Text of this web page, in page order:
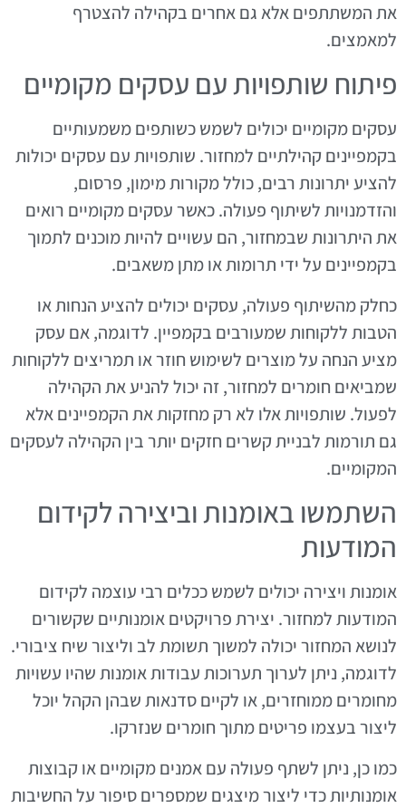
את המשתתפים אלא גם אחרים בקהילה להצטרף
למאמצים.
פיתוח שותפויות עם עסקים מקומיים
עסקים מקומיים יכולים לשמש כשותפים משמעותיים
בקמפיינים קהילתיים למחזור. שותפויות עם עסקים יכולות
להציע יתרונות רבים, כולל מקורות מימון, פרסום,
והזדמנויות לשיתוף פעולה. כאשר עסקים מקומיים רואים
את היתרונות שבמחזור, הם עשויים להיות מוכנים לתמוך
בקמפיינים על ידי תרומות או מתן משאבים.
כחלק מהשיתוף פעולה, עסקים יכולים להציע הנחות או
הטבות ללקוחות שמעורבים בקמפיין. לדוגמה, אם עסק
מציע הנחה על מוצרים לשימוש חוזר או תמריצים ללקוחות
שמביאים חומרים למחזור, זה יכול להניע את הקהילה
לפעול. שותפויות אלו לא רק מחזקות את הקמפיינים אלא
גם תורמות לבניית קשרים חזקים יותר בין הקהילה לעסקים
המקומיים.
השתמשו באומנות וביצירה לקידום
המודעות
אומנות ויצירה יכולים לשמש ככלים רבי עוצמה לקידום
המודעות למחזור. יצירת פרויקטים אומנותיים שקשורים
לנושא המחזור יכולה למשוך תשומת לב וליצור שיח ציבורי.
לדוגמה, ניתן לערוך תערוכות עבודות אומנות שהיו עשויות
מחומרים ממוחזרים, או לקיים סדנאות שבהן הקהל יוכל
ליצור בעצמו פריטים מתוך חומרים שנזרקו.
כמו כן, ניתן לשתף פעולה עם אמנים מקומיים או קבוצות
אומנותיות כדי ליצור מיצגים שמספרים סיפור על החשיבות